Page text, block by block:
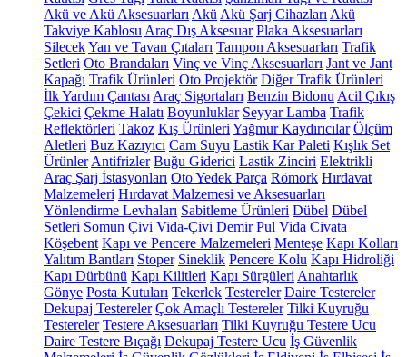
Akü ve Akü Aksesuarları Akü Akü Şarj Cihazları Akü
Takviye Kablosu Araç Dış Aksesuar Plaka Aksesuarları
SilecekYan ve Tavan Çıtaları Tampon Aksesuarları Trafik
Setleri Oto Brandaları Vinç ve Vinç Aksesuarları Jant ve Jant
Kapağı Trafik Ürünleri Oto Projektör Diğer Trafik Ürünleri
İlk Yardım Çantası Araç Sigortaları Benzin Bidonu Acil Çıkış
Çekici Çekme Halatı Boyunluklar Seyyar Lamba Trafik
Reflektörleri Takoz Kış Ürünleri Yağmur Kaydırıcılar Ölçüm
Aletleri Buz Kazıyıcı Cam Suyu Lastik Kar Paleti Kışlık Set
Ürünler Antifrizler Buğu Giderici Lastik Zinciri Elektrikli
Araç Şarj İstasyonları Oto Yedek Parça Römork Hırdavat
Malzemeleri Hırdavat Malzemesi ve Aksesuarları
Yönlendirme Levhaları Sabitleme Ürünleri Dübel Dübel
Setleri Somun Çivi Vida-Çivi Demir Pul Vida Civata
Köşebent Kapı ve Pencere Malzemeleri Menteşe Kapı Kolları
Yalıtım Bantları Stoper Sineklik Pencere Kolu Kapı Hidroliği
Kapı Dürbünü Kapı Kilitleri Kapı Sürgüleri Anahtarlık
Gönye Posta Kutuları Tekerlek Testereler Daire Testereler
Dekupaj Testereler Çok Amaçlı Testereler Tilki Kuyruğu
Testereler Testere Aksesuarları Tilki Kuyruğu Testere Ucu
Daire Testere Bıçağı Dekupaj Testere Ucu İş Güvenlik